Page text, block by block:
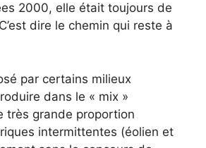
2000, elle était toujours de
dire le chemin qui reste à
par certains milieux
dans le « mix »
très grande proportion
intermittentes (éolien et